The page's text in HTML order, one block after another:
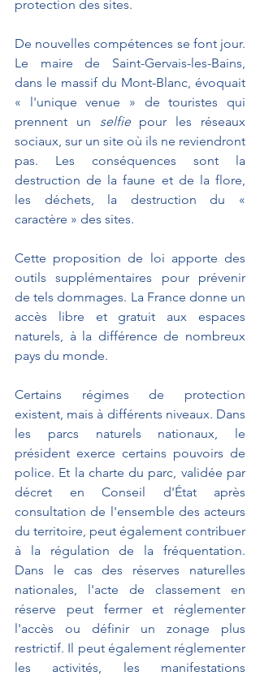
protection des sites.
De nouvelles compétences se font jour.
Le maire de Saint-Gervais-les-Bains,
dans le massif du Mont-Blanc, évoquait
« l'unique venue » de touristes qui
prennent un selfie pour les réseaux
sociaux, sur un site où ils ne reviendront
pas. Les conséquences sont la
destruction de la faune et de la flore,
les déchets, la destruction du «
caractère » des sites.
Cette proposition de loi apporte des
outils supplémentaires pour prévenir
de tels dommages. La France donne un
accès libre et gratuit aux espaces
naturels, à la différence de nombreux
pays du monde.
Certains régimes de protection
existent, mais à différents niveaux. Dans
les parcs naturels nationaux, le
président exerce certains pouvoirs de
police. Et la charte du parc, validée par
décret en Conseil d'État après
consultation de l'ensemble des acteurs
du territoire, peut également contribuer
à la régulation de la fréquentation.
Dans le cas des réserves naturelles
nationales, l'acte de classement en
réserve peut fermer et réglementer
l'accès ou définir un zonage plus
restrictif. Il peut également réglementer
les activités, les manifestations